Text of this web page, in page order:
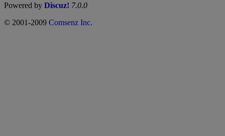
Powered by Discuz! 7.0.0
© 2001-2009 Comsenz Inc.